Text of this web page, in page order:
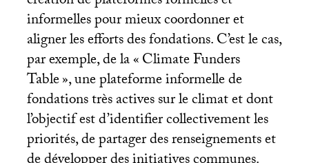
informelles pour mieux coordonner et
aligner les efforts des fondations. C’est le cas,
par exemple, de la «Climate Funders
Table», une plateforme informelle de
fondations très actives sur le climat et dont
l’objectif est d’identifier collectivement les
priorités, de partager des renseignements et